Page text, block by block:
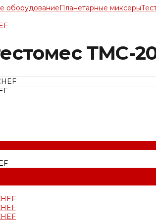
оборудованиеПланетарные миксеры
ТМС-